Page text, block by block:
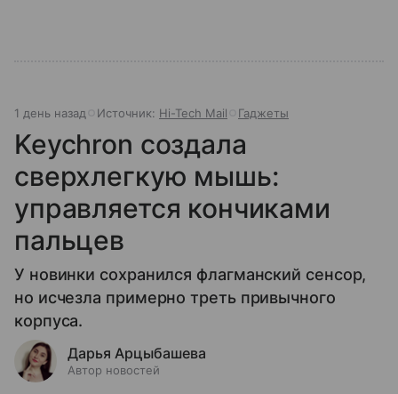
1 день назад Источник: Hi-Tech Mail Гаджеты
Keychron создала
сверхлегкую мышь:
управляется кончиками
пальцев
У новинки сохранился флагманский сенсор,
но исчезла примерно треть привычного
корпуса.
Дарья Арцыбашева
Автор новостей